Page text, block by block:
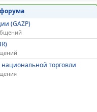
(GAZP)
торговли